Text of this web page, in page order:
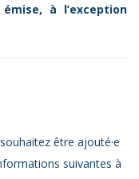
à l’exception
être ajouté·e
suivantes à